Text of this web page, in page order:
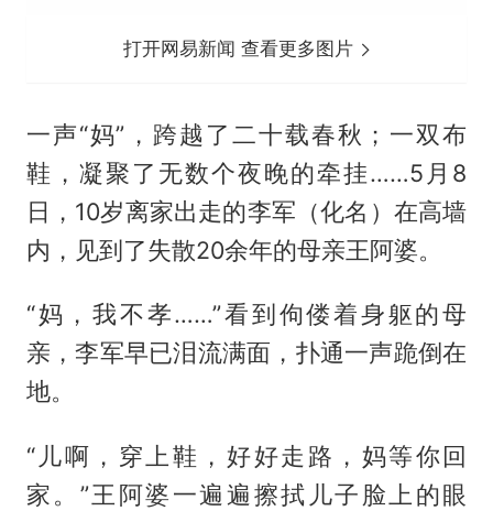
打开网易新闻 查看更多图片
一声“妈”，跨越了二十载春秋；一双布
鞋，凝聚了无数个夜晚的牵挂……5月8
日，10岁离家出走的李军（化名）在高墙
内，见到了失散20余年的母亲王阿婆。
“妈，我不孝……”看到佝偻着身躯的母
亲，李军早已泪流满面，扑通一声跪倒在
地。
“儿啊，穿上鞋，好好走路，妈等你回
家。”王阿婆一遍遍擦拭儿子脸上的眼